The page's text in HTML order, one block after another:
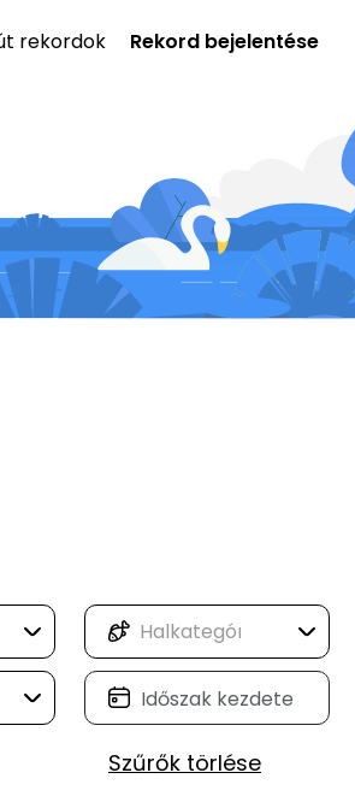
rekordok Rekord bejelentése
Szűrők törlése